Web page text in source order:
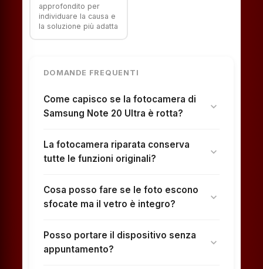
approfondito per
individuare la causa e
la soluzione più adatta
DOMANDE FREQUENTI
Come capisco se la fotocamera di
Samsung Note 20 Ultra è rotta?
expand_more
La fotocamera riparata conserva
tutte le funzioni originali?
expand_more
Cosa posso fare se le foto escono
sfocate ma il vetro è integro?
expand_more
Posso portare il dispositivo senza
appuntamento?
expand_more